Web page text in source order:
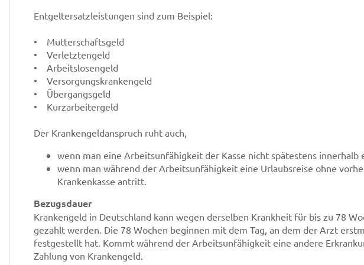
Entgeltersatzleistungen sind zum Beispiel:
• Mutterschaftsgeld
• Verletztengeld
• Arbeitslosengeld
• Versorgungskrankengeld
• Übergangsgeld
• Kurzarbeitergeld
Der Krankengeldanspruch ruht auch,
wenn man eine Arbeitsunfähigkeit der Kasse nicht spätestens
wenn man während der Arbeitsunfähigkeit eine Urlaubsreise ohne
Krankenkasse antritt.
Bezugsdauer
Krankengeld in Deutschland kann wegen derselben Krankheit für bis zu 78
gezahlt werden. Die 78 Wochen beginnen mit dem Tag, an dem der Arzt
festgestellt hat. Kommt während der Arbeitsunfähigkeit eine andere
Zahlung von Krankengeld.